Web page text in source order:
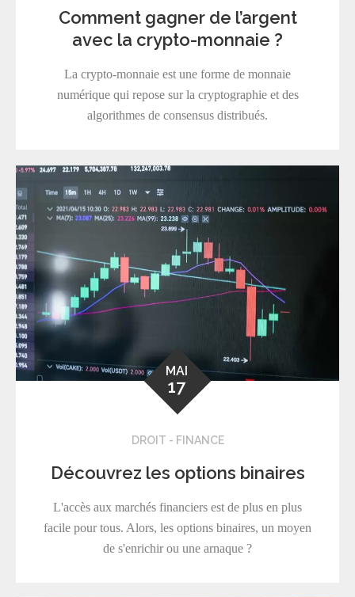
Comment gagner de l’argent
avec la crypto-monnaie ?
La crypto-monnaie est une forme de monnaie
numérique qui repose sur la cryptographie et des
algorithmes de consensus distribués.
MAI
17
DROIT - FINANCE
Découvrez les options binaires
L'accès aux marchés financiers est de plus en plus
facile pour tous. Alors, les options binaires, un moyen
de s'enrichir ou une arnaque ?